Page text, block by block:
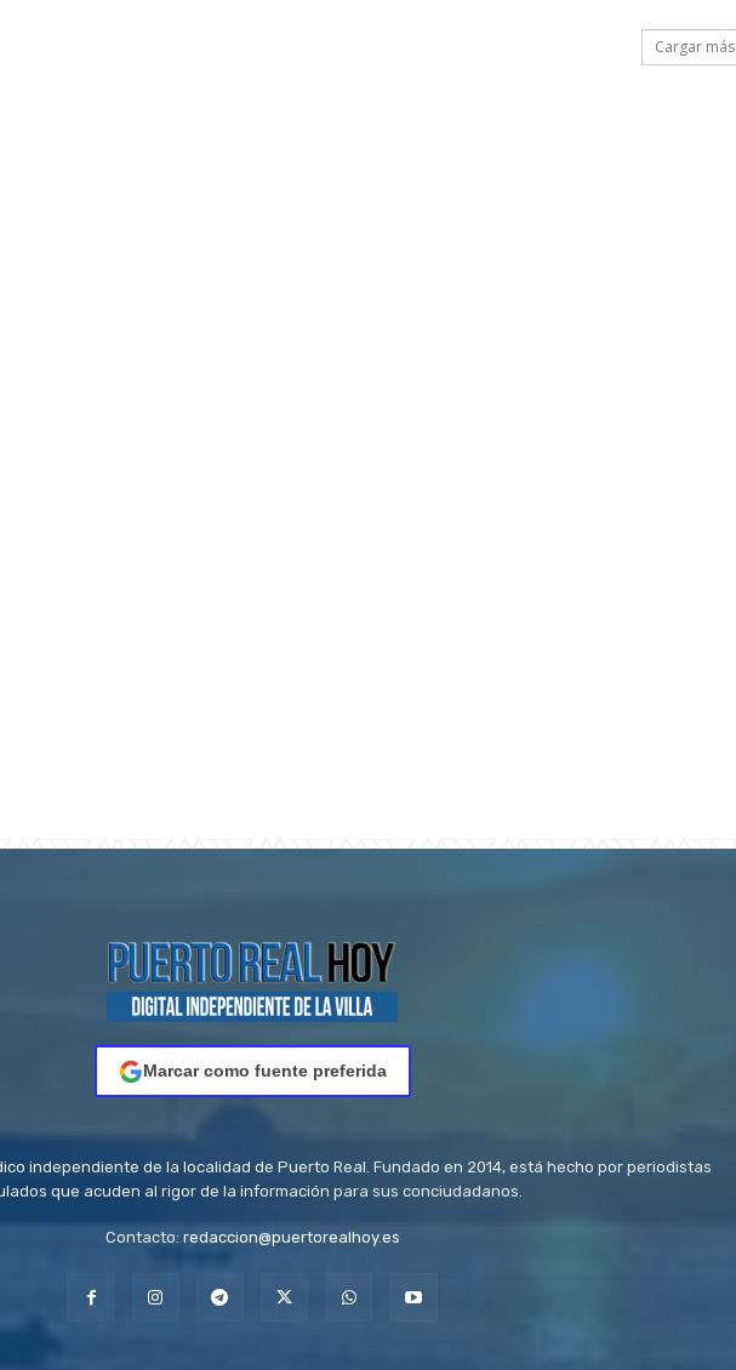
Cargar más
Marcar como fuente preferida
independiente de la localidad de Puerto Real. Fundado en 2014, está hecho por periodistas
que acuden al rigor de la información para sus conciudadanos.
Contacto: redaccion@puertorealhoy.es